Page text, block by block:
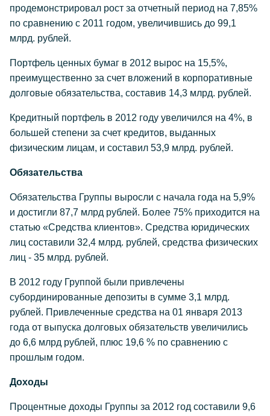
продемонстрировал рост за отчетный период на 7,85%
по сравнению с 2011 годом, увеличившись до 99,1
млрд. рублей.
Портфель ценных бумаг в 2012 вырос на 15,5%,
преимущественно за счет вложений в корпоративные
долговые обязательства, составив 14,3 млрд. рублей.
Кредитный портфель в 2012 году увеличился на 4%, в
большей степени за счет кредитов, выданных
физическим лицам, и составил 53,9 млрд. рублей.
Обязательства
Обязательства Группы выросли с начала года на 5,9%
и достигли 87,7 млрд рублей. Более 75% приходится на
статью «Средства клиентов». Средства юридических
лиц составили 32,4 млрд. рублей, средства физических
лиц - 35 млрд. рублей.
В 2012 году Группой были привлечены
субординированные депозиты в сумме 3,1 млрд.
рублей. Привлеченные средства на 01 января 2013
года от выпуска долговых обязательств увеличились
до 6,6 млрд рублей, плюс 19,6 % по сравнению с
прошлым годом.
Доходы
Процентные доходы Группы за 2012 год составили 9,6